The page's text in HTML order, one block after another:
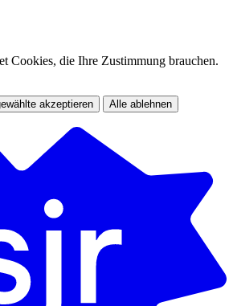
Cookies, die Ihre Zustimmung brauchen.
akzeptieren Alle ablehnen